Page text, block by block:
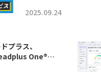
2025.09.24
プラス、
One®…